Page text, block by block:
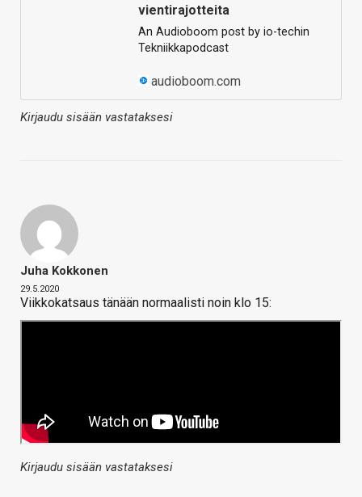
vientirajotteita
An Audioboom post by io-techin
Tekniikkapodcast
audioboom.com
Kirjaudu sisään vastataksesi
Juha Kokkonen
29.5.2020
Viikkokatsaus tänään normaalisti noin klo 15:
Kirjaudu sisään vastataksesi